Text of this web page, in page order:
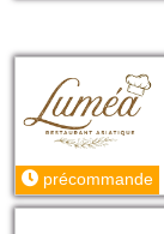
précommande